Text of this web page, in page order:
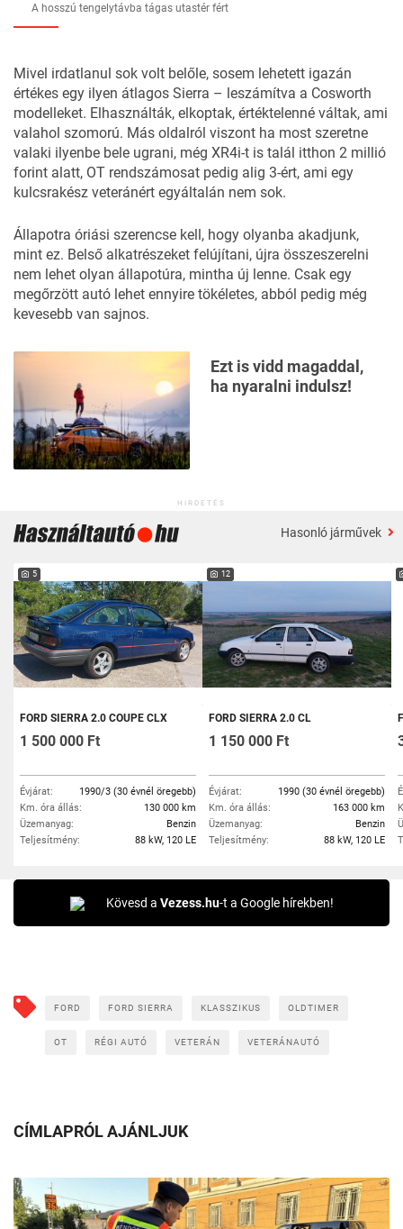
A hosszú tengelytávba tágas utastér fért
Mivel irdatlanul sok volt belőle, sosem lehetett igazán
értékes egy ilyen átlagos Sierra – leszámítva a Cosworth
modelleket. Elhasználták, elkoptak, értéktelenné váltak, ami
valahol szomorú. Más oldalról viszont ha most szeretne
valaki ilyenbe bele ugrani, még XR4i-t is talál itthon 2 millió
forint alatt, OT rendszámosat pedig alig 3-ért, ami egy
kulcsrakész veteránért egyáltalán nem sok.
Állapotra óriási szerencse kell, hogy olyanba akadjunk,
mint ez. Belső alkatrészeket felújítani, újra összeszerelni
nem lehet olyan állapotúra, mintha új lenne. Csak egy
megőrzött autó lehet ennyire tökéletes, abból pedig még
kevesebb van sajnos.
Ezt is vidd magaddal,
ha nyaralni indulsz!
HIRDETÉS
Hasonló járművek
5
FORD SIERRA 2.0 COUPE CLX
1 500 000 Ft
Évjárat:
1990/3 (30 évnél öregebb)
Km. óra állás:
130 000 km
Üzemanyag:
Benzin
Teljesítmény:
88 kW, 120 LE
12
FORD SIERRA 2.0 CL
1 150 000 Ft
Évjárat:
1990 (30 évnél öregebb)
Km. óra állás:
163 000 km
Üzemanyag:
Benzin
Teljesítmény:
88 kW, 120 LE
Kövesd a Vezess.hu-t a Google hírekben!
FORD FORD SIERRA KLASSZIKUS OLDTIMER
OT RÉGI AUTÓ VETERÁN VETERÁNAUTÓ
CÍMLAPRÓL AJÁNLJUK